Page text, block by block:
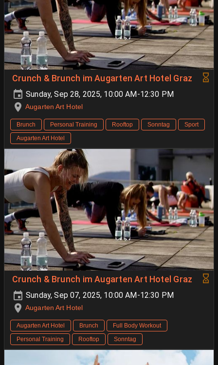
Crunch & Brunch im Augarten Art Hotel Graz
Sunday, Sep 28, 2025, 10:00 AM-12:30 PM
Augarten Art Hotel
Brunch Personal Training Rooftop Sonntag
Sport
Augarten Art Hotel
Crunch & Brunch im Augarten Art Hotel Graz
Sunday, Sep 07, 2025, 10:00 AM-12:30 PM
Augarten Art Hotel
Augarten Art Hotel Brunch
Full Body Workout
Personal Training
Rooftop Sonntag